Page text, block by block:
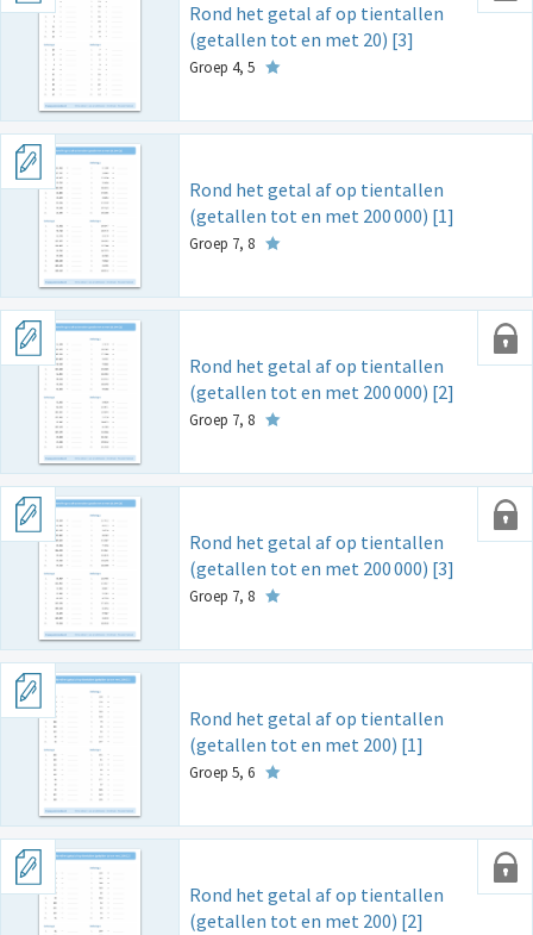
Rond het getal af op tientallen
(getallen tot en met 20) [3]
Groep 4, 5
Rond het getal af op tientallen
(getallen tot en met 200000) [1]
Groep 7, 8
Rond het getal af op tientallen
(getallen tot en met 200000) [2]
Groep 7, 8
Rond het getal af op tientallen
(getallen tot en met 200000) [3]
Groep 7, 8
Rond het getal af op tientallen
(getallen tot en met 200) [1]
Groep 5, 6
Rond het getal af op tientallen
(getallen tot en met 200) [2]